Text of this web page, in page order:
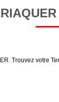
Trouvez votre